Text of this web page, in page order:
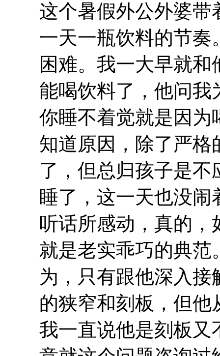
这个暑假外公外婆带
一天一瓶饮料的节奏
困难。我一大早就
能喝饮料了，他问我
你睡不着觉就是因为
知道原因，除了严格
了，但总归孩子是
睡了，这一天也没
听话所感动，真的
就是老实乖巧的典范
为，只有跟他深入
的狭窄和刻板，但
我一直说他是刻板又